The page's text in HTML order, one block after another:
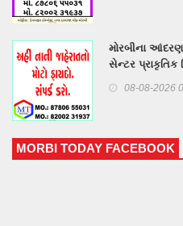
મોરબીના
સેન્ટર પ્રાકૃતિક
08-08-2026
MORBI TODAY FACEBOOK